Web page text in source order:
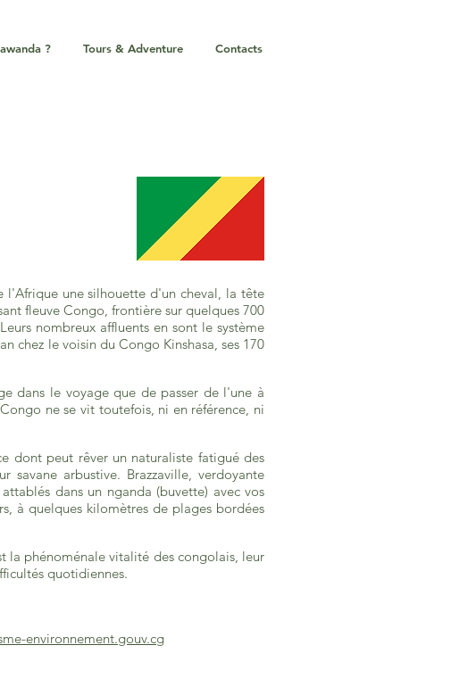
? Tours & Adventure Contacts
l'Afrique une silhouette d'un cheval, la tête
fleuve Congo, frontière sur quelques 700
nombreux affluents en sont le système
chez le voisin du Congo Kinshasa, ses 170
dans le voyage que de passer de l'une à
ne se vit toutefois, ni en référence, ni
dont peut rêver un naturaliste fatigué des
arbustive. Brazzaville, verdoyante
dans un nganda (buvette) avec vos
à quelques kilomètres de plages bordées
la phénoménale vitalité des congolais, leur
quotidiennes.
environnement.gouv.cg